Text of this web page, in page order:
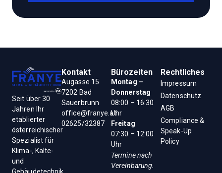
Seit über 30
Jahren Ihr
etablierter
österreichischer
Spezialist für
Klima-, Kälte-
und
Kontakt
Augasse 15
7202 Bad
Sauerbrunn
office@franye.at
02625/32387
Bürozeiten
Montag –
Donnerstag
08:00 – 16:30
Uhr
Freitag
07:30 – 12:00
Uhr
Termine nach
Vereinbarung.
Rechtliches
Impressum
Datenschutz
AGB
Compliance &
Speak-Up
Policy